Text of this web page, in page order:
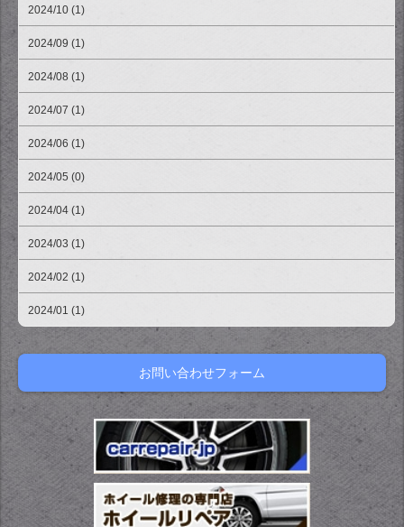
2024/10 (1)
2024/09 (1)
2024/08 (1)
2024/07 (1)
2024/06 (1)
2024/05 (0)
2024/04 (1)
2024/03 (1)
2024/02 (1)
2024/01 (1)
お問い合わせフォーム